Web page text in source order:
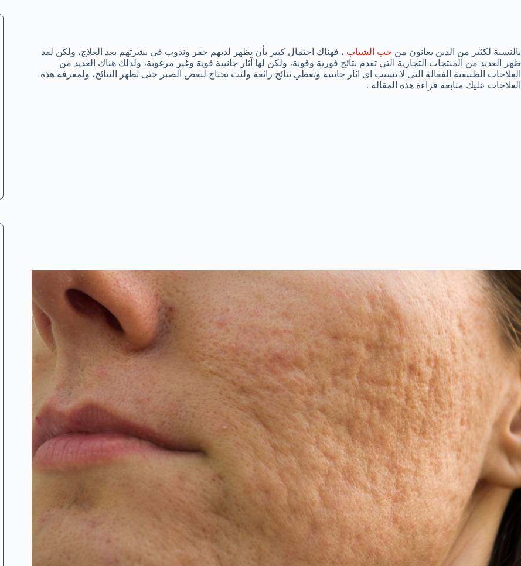
بالنسبة لكثير من الذين يعانون من حب الشباب ، فهناك احتمال كبير بأن يظهر لديهم حفر وندوب في بشرتهم بعد العلاج، ولكن لقد
ظهر العديد من المنتجات التجارية التي تقدم نتائج فورية وقوية، ولكن لها آثار جانبية قوية وغير مرغوبة، ولذلك هناك العديد من
العلاجات الطبيعية الفعالة التي لا تسبب اي اثار جانبية وتعطي نتائج رائعة ولنت تحتاج لبعض الصبر حتى تظهر النتائج، ولمعرفة هذه
العلاجات عليك متابعة قراءة هذه المقالة .